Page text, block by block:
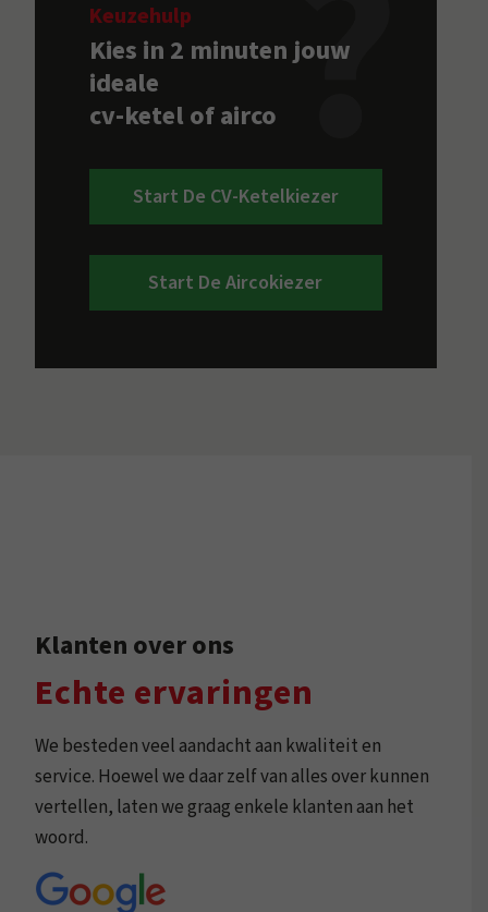
Keuzehulp
Kies in 2 minuten jouw
ideale
cv-ketel of airco
Start De CV-Ketelkiezer
Start De Aircokiezer
Klanten over ons
Echte ervaringen
We besteden veel aandacht aan kwaliteit en
service. Hoewel we daar zelf van alles over kunnen
vertellen, laten we graag enkele klanten aan het
woord.